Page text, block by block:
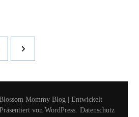
Mommy Blog | Entwickelt
von WordPress. Datenschutz